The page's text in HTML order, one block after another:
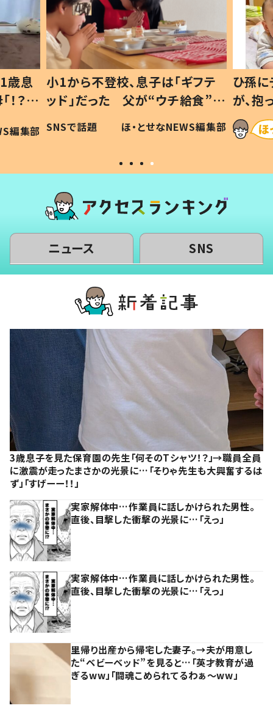
歳息
？」
編集部
小1から不登校、息子は「ギフテ
ッド」だった 父が“ウチ給食”を
作り続ける理由とは #令和の親
#令和の子
SNSで話題 ほ・とせなNEWS編集部
ひ孫
が、
「涙が
い」
ニュース SNS
3歳息子を見た保育園の先生「何そのTシャツ！？」→職員全員
に激震が走ったまさかの光景に…「そりゃ先生も大興奮するは
ず」「すげーー！！」
実家解体中…作業員に話しかけられた男性。
直後、目撃した衝撃の光景に…「えっ」
実家解体中…作業員に話しかけられた男性。
直後、目撃した衝撃の光景に…「えっ」
里帰り出産から帰宅した妻子。→夫が用意し
た“ベビーベッド”を見ると…「英才教育が過
ぎるww」「闘魂こめられてるわぁ～ww」